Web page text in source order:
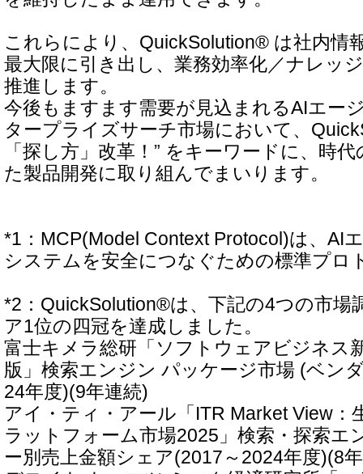
これらにより、QuickSolution® は社内情
最大限に引き出し、業務効率化／ナレッ
推進します。
今後もますます需要が見込まれるAIエー
タープライズサーチ市場において、
「探し方」改革！” をキーワードに、時
た製品開発に取り組んでまいります。
*1：MCP(Model Context Protocol)は、AI
システムを安全につなぐための標準プロ
*2：QuickSolution®は、下記の4つの市場
ア1位の四冠を達成しました。
富士キメラ総研「ソフトウェアビジネス
版」検索エンジン パッケージ市場 (ベン
24年度)(9年連続)
アイ・ティ・アール「ITR Market View：
ラットフォーム市場2025」検索・探索エ
ー別売上金額シェア(2017～2024年度)(8